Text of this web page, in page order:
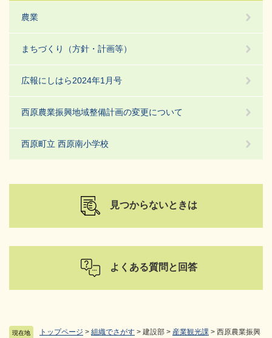
現在地 トップページ > 組織でさがす > 建設部 > 産業観光課 > 西原農業振興
農業
まちづくり（方針・計画等）
広報にしはら2024年1月号
西原農業振興地域整備計画の変更について
西原町立 西原南小学校
見つからないときは
よくある質問と回答